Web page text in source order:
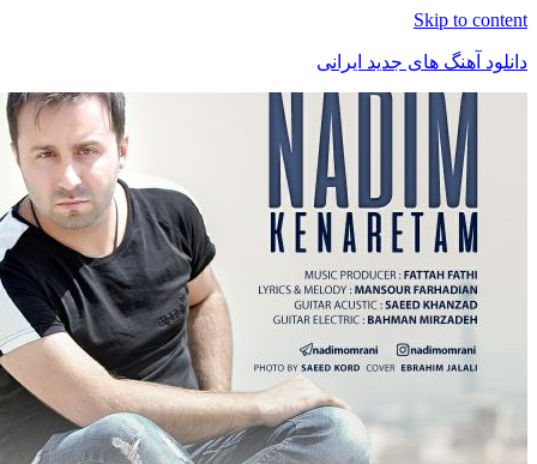
Skip
های جدید ایرانی